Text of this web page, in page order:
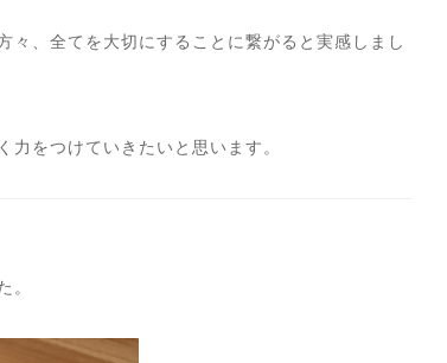
々、全てを大切にすることに繋がると実感しまし
をつけていきたいと思います。
。